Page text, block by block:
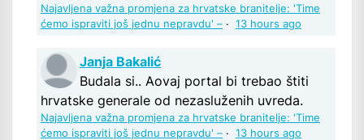
Najavljena važna promjena za hrvatske branitelje: 'Time
ćemo ispraviti još jednu nepravdu' – · 13 hours ago
Janja Bakalić
Budala si.. Aovaj portal bi trebao štiti
hrvatske generale od nezasluženih uvreda.
Najavljena važna promjena za hrvatske branitelje: 'Time
ćemo ispraviti još jednu nepravdu' – · 13 hours ago